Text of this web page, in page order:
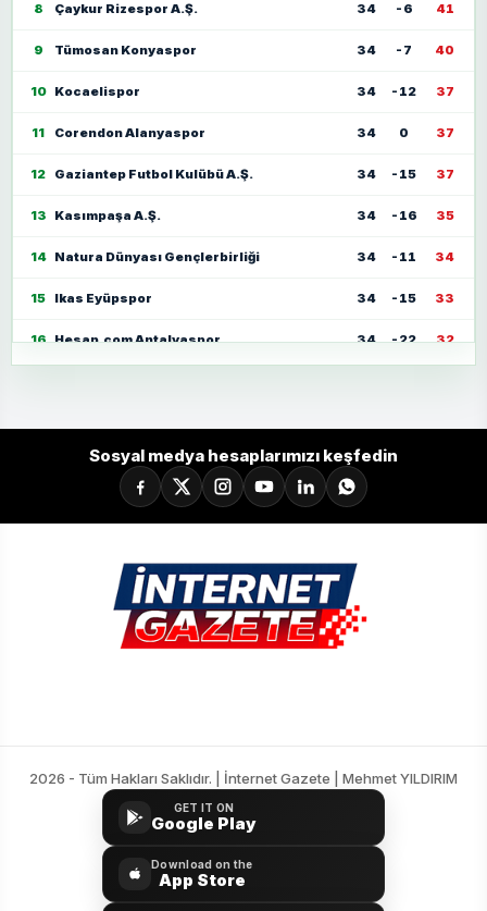
8 Çaykur Rizespor A.Ş. 34 -6 41
9 Tümosan Konyaspor 34 -7 40
10 Kocaelispor 34 -12 37
11 Corendon Alanyaspor 34 0 37
12 Gaziantep Futbol Kulübü A.Ş. 34 -15 37
13 Kasımpaşa A.Ş. 34 -16 35
14 Natura Dünyası Gençlerbirliği 34 -11 34
15 Ikas Eyüpspor 34 -15 33
16 Hesap.com Antalyaspor 34 -22 32
Sosyal medya hesaplarımızı keşfedin
2026 - Tüm Hakları Saklıdır. | İnternet Gazete | Mehmet YILDIRIM
GET IT ON
Google Play
Download on the
App Store